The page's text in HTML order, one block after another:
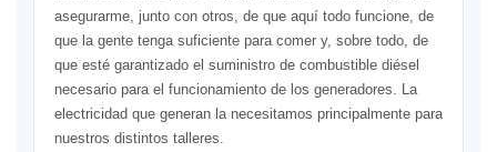
asegurarme, junto con otros, de que aquí todo funcione, de
que la gente tenga suficiente para comer y, sobre todo, de
que esté garantizado el suministro de combustible diésel
necesario para el funcionamiento de los generadores. La
electricidad que generan la necesitamos principalmente para
nuestros distintos talleres.